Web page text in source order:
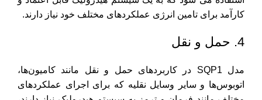
کارآمد برای تامین انرژی عملکردهای مختلف خود نیاز دارند.
4. حمل و نقل
مدل SQP1 در کاربردهای حمل و نقل مانند کامیون‌ها،
اتوبوس‌ها و سایر وسایل نقلیه که برای اجرای عملکردهای